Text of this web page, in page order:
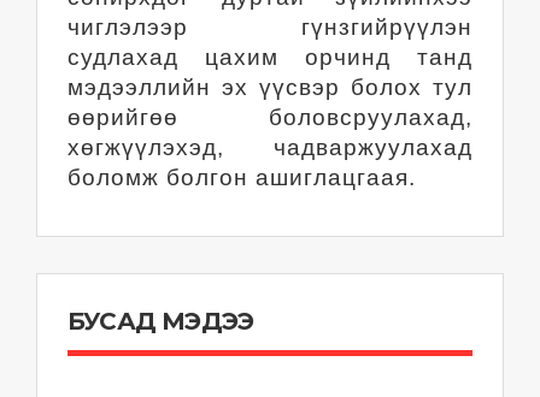
чиглэлээр гүнзгийрүүлэн
судлахад цахим орчинд танд
мэдээллийн эх үүсвэр болох тул
өөрийгөө боловсруулахад,
хөгжүүлэхэд, чадваржуулахад
боломж болгон ашиглацгаая.
БУСАД МЭДЭЭ